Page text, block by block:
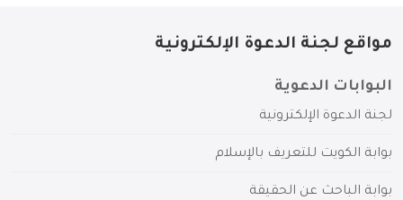
مواقع لجنة الدعوة الإلكترونية
البوابات الدعوية
لجنة الدعوة الإلكترونية
بوابة الكويت للتعريف بالإسلام
بوابة الباحث عن الحقيقة